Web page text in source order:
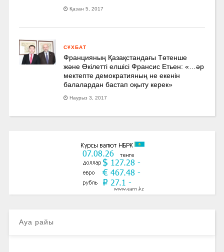
Қазан 5, 2017
СҰХБАТ
Францияның Қазақстандағы Төтенше
және Өкілетті елшісі Франсис Етьен: «…әр
мектепте демократияның не екенін
балалардан бастап оқыту керек»
Наурыз 3, 2017
Ауа райы